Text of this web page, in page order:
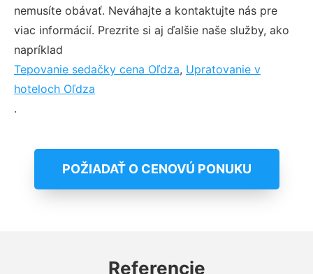
nemusíte obávať. Neváhajte a kontaktujte nás pre
viac informácií. Prezrite si aj ďalšie naše služby, ako
napríklad
Tepovanie sedačky cena Oľdza, Upratovanie v
hoteloch Oľdza
.
POŽIADAŤ O CENOVÚ PONUKU
Referencie